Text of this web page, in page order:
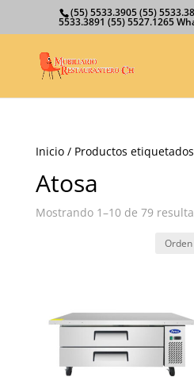
(55) 5533.3905 (55)
5533.3891 (55) 5527.1265
Inicio/ Productos etiquetados
Atosa
Mostrando 1–10 de 79